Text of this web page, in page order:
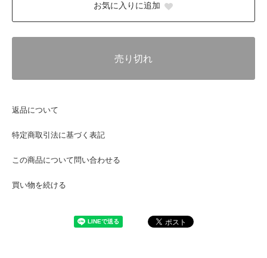
お気に入りに追加
売り切れ
返品について
特定商取引法に基づく表記
この商品について問い合わせる
買い物を続ける